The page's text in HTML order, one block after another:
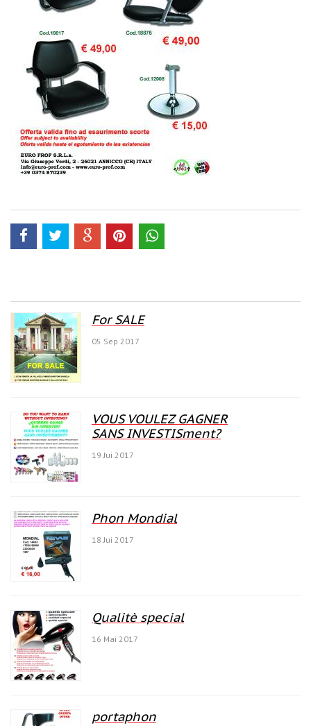
For SALE
05 Sep 2017
VOUS VOULEZ GAGNER
SANS INVESTISment?
19 Jui 2017
Phon Mondial
18 Jui 2017
Qualitè special
16 Mai 2017
portaphon